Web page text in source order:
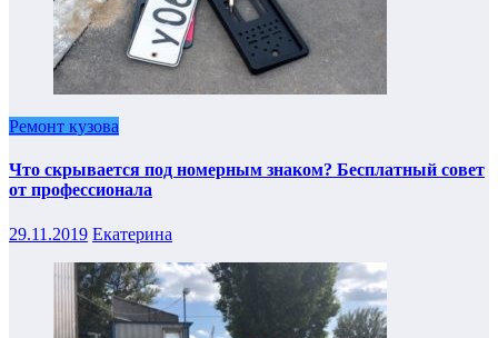
Ремонт кузова
Что скрывается под номерным знаком? Бесплатный совет
от профессионала
29.11.2019 Екатерина